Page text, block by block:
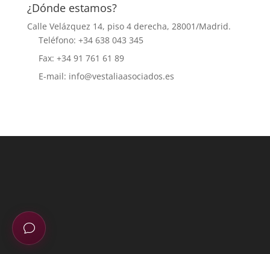
¿Dónde estamos?
Calle Velázquez 14, piso 4 derecha, 28001/Madrid.
Teléfono: +34 638 043 345
Fax: +34 91 761 61 89
E-mail: info@vestaliaasociados.es